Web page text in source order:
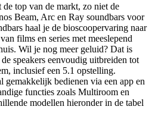
de top van de markt, zo niet de
Beam, Arc en Ray soundbars voor
haal je de bioscoopervaring naar
films en series met meeslepend
Wil je nog meer geluid? Dat is
speakers eenvoudig uitbreiden tot
inclusief een 5.1 opstelling.
gemakkelijk bedienen via een app en
functies zoals Multiroom en
modellen hieronder in de tabel